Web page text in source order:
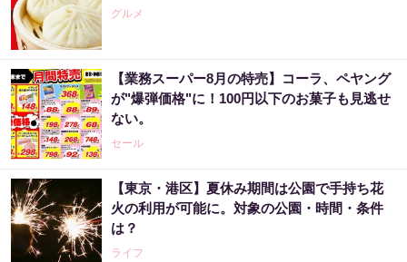
グルメ
【業務スーパー8月の特売】コーラ、ペヤング
が"爆弾価格"に！100円以下のお菓子も見逃せ
ない。
セール
【東京・港区】夏休み期間は公園で手持ち花
火の利用が可能に。対象の公園・時間・条件
は？
ライフ